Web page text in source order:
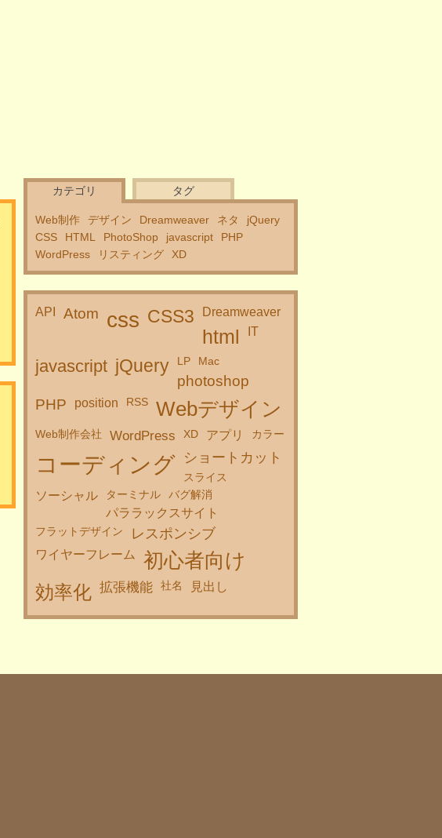
カテゴリ タグ
Web制作 デザイン Dreamweaver ネタ
jQuery
CSS
HTML PhotoShop javascript
PHP
WordPress
リスティング XD
API Atom css CSS3 Dreamweaver
html IT
javascript jQuery LP Mac
photoshop
PHP
position RSS Webデザイン
Web制作会社 WordPress XD アプリ カラー
コーディング ショートカット
スライス
ソーシャル ターミナル バグ解消
パララックスサイト
フラットデザイン レスポンシブ
ワイヤーフレーム 初心者向け
効率化 拡張機能 社名 見出し